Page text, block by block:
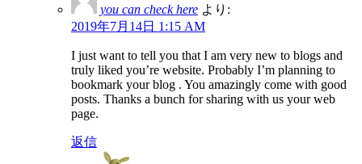
you can check here より:
2019年7月14日 1:15 AM
I just want to tell you that I am very new to blogs and
truly liked you’re website. Probably I’m planning to
bookmark your blog . You amazingly come with good
posts. Thanks a bunch for sharing with us your web
page.
返信